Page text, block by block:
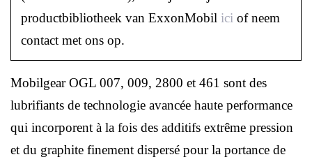
productbibliotheek van ExxonMobil ici of neem
contact met ons op.
Mobilgear OGL 007, 009, 2800 et 461 sont des
lubrifiants de technologie avancée haute performance
qui incorporent à la fois des additifs extrême pression
et du graphite finement dispersé pour la portance de